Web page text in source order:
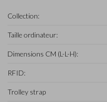
Collection:
Taille ordinateur:
Dimensions CM (L-L-H):
RFID:
Trolley strap